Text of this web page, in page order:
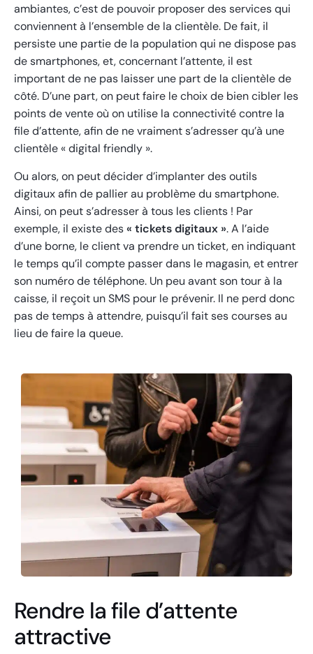
ambiantes, c’est de pouvoir proposer des services qui
conviennent à l’ensemble de la clientèle. De fait, il
persiste une partie de la population qui ne dispose pas
de smartphones, et, concernant l’attente, il est
important de ne pas laisser une part de la clientèle de
côté. D’une part, on peut faire le choix de bien cibler les
points de vente où on utilise la connectivité contre la
file d’attente, afin de ne vraiment s’adresser qu’à une
clientèle « digital friendly ».
Ou alors, on peut décider d’implanter des outils
digitaux afin de pallier au problème du smartphone.
Ainsi, on peut s’adresser à tous les clients ! Par
exemple, il existe des« tickets digitaux ». A l’aide
d’une borne, le client va prendre un ticket, en indiquant
le temps qu’il compte passer dans le magasin, et entrer
son numéro de téléphone. Un peu avant son tour à la
caisse, il reçoit un SMS pour le prévenir. Il ne perd donc
pas de temps à attendre, puisqu’il fait ses courses au
lieu de faire la queue.
Rendre la file d’attente
attractive